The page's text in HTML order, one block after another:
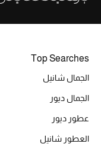
خصومات
الموسم الجديد
حصريًا عبر الإنترنت
Top Searches
الجمال شانيل
الجمال ديور
عطور ديور
العطور شانيل